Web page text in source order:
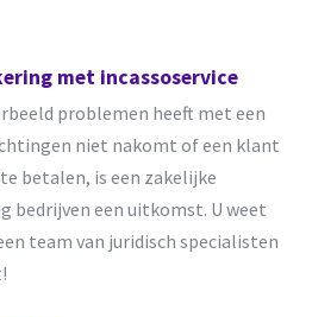
met incassoservice
problemen heeft met een
niet nakomt of een klant
betalen, is een zakelijke
bedrijven een uitkomst. U weet
team van juridisch specialisten